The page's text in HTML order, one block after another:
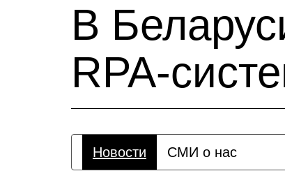
В
RPA-
Новости СМИ о нас